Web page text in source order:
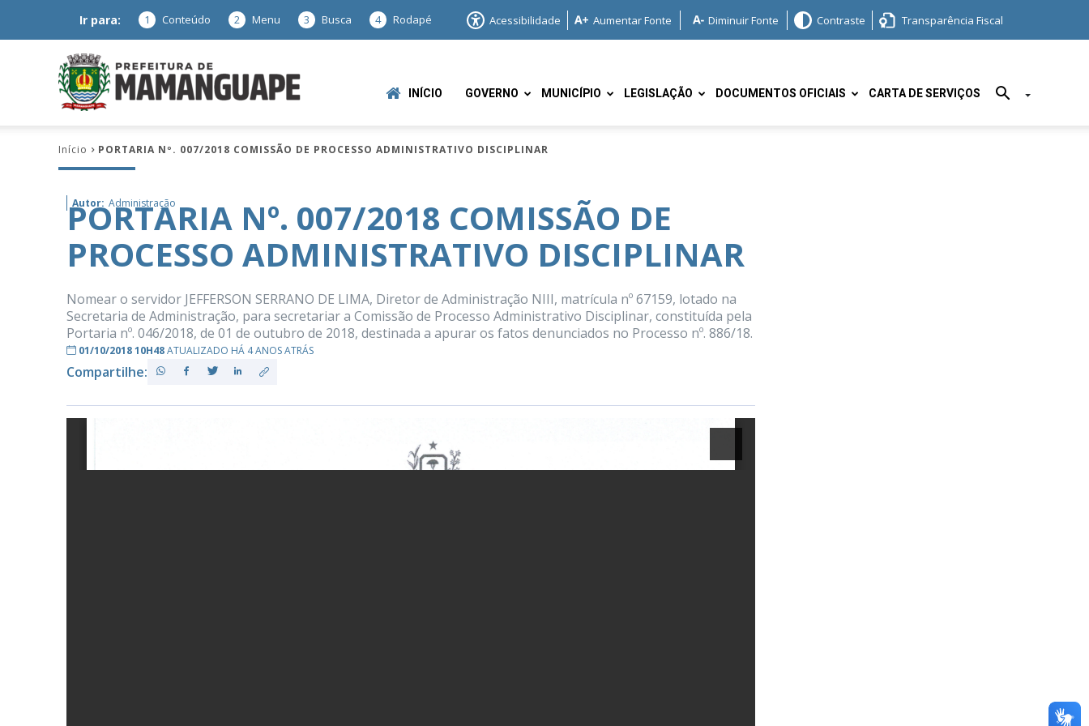
Ir para: 1 Conteúdo 2 Menu 3 Busca 4 Rodapé Acessibilidade Aumentar Fonte Diminuir Fonte Contraste Transparência Fiscal
Mamanguape
–
INÍCIO GOVERNO MUNICÍPIO LEGISLAÇÃO DOCUMENTOS OFICIAIS CARTA DE SERVIÇOS
Início PORTARIA Nº. 007/2018 COMISSÃO DE PROCESSO ADMINISTRATIVO DISCIPLINAR
Autor: Administração
PORTARIA Nº. 007/2018 COMISSÃO DE
PROCESSO ADMINISTRATIVO DISCIPLINAR
Nomear o servidor JEFFERSON SERRANO DE LIMA, Diretor de Administração NIII, matrícula nº 67159, lotado na
Secretaria de Administração, para secretariar a Comissão de Processo Administrativo Disciplinar, constituída pela
Portaria nº. 046/2018, de 01 de outubro de 2018, destinada a apurar os fatos denunciados no Processo nº. 886/18.
01/10/2018 10H48ATUALIZADO HÁ 4 ANOS ATRÁS
Compartilhe: